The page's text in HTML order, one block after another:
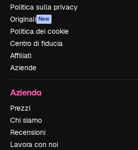
Politica sulla privacy
Originali New
Politica dei cookie
Centro di fiducia
Affiliati
Aziende
Azienda
Prezzi
Chi siamo
Recensioni
Lavora con noi